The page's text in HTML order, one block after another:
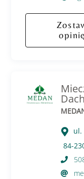
opinię
Dach
ul.
84-